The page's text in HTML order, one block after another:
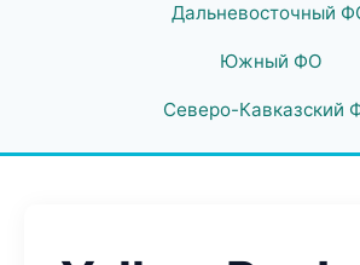
Дальневосточный
Южный ФО
Северо-Кавказский